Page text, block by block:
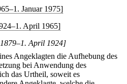
Januar 1975]
April 1965]
April 1924]
Angeklagten die Aufhebung des
bei Anwendung des
das Urtheil, soweit es